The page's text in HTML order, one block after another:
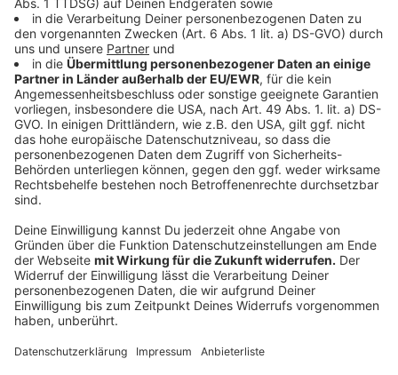
werden. Er erklärt: "Wenn ich zum Beispiel bei einer
Hochzeit 1.000 Fotos gemacht habe und ich gebe der
App die Aufgabe, die besten 100 auszuwählen und 900
zu löschen, habe ich am Ende vielleicht Bilder, die
hinsichtlich Bildkomposition, Schärfe und Kontrast gut
aussehen, dann ist allerdings vielleicht auf keinem
einzigen Bild die Braut drauf", so der Fachmann von
"c’t". "‘Schlechte Bilder' liegen im Auge des
Betrachters, [lieber] ein Bild behalten, das etwas
unscharf ist, das aber einen besonders emotionalen
Moment zeigt". Kramer rät deswegen dazu, Fotos
weiterhin händisch häppchenweise auszusortieren.
Anzeige
Analog statt digital